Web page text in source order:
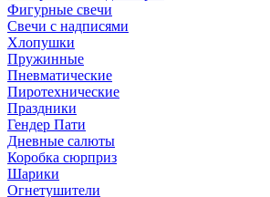
Фигурные свечи
Свечи с надписями
Хлопушки
Пружинные
Пневматические
Пиротехнические
Праздники
Гендер Пати
Дневные салюты
Коробка сюрприз
Шарики
Огнетушители